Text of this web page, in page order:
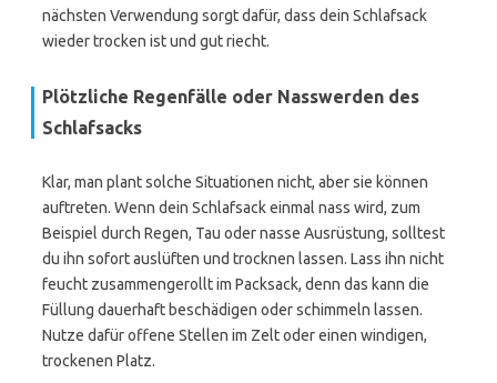
nächsten Verwendung sorgt dafür, dass dein Schlafsack
wieder trocken ist und gut riecht.
Plötzliche Regenfälle oder Nasswerden des
Schlafsacks
Klar, man plant solche Situationen nicht, aber sie können
auftreten. Wenn dein Schlafsack einmal nass wird, zum
Beispiel durch Regen, Tau oder nasse Ausrüstung, solltest
du ihn sofort auslüften und trocknen lassen. Lass ihn nicht
feucht zusammengerollt im Packsack, denn das kann die
Füllung dauerhaft beschädigen oder schimmeln lassen.
Nutze dafür offene Stellen im Zelt oder einen windigen,
trockenen Platz.